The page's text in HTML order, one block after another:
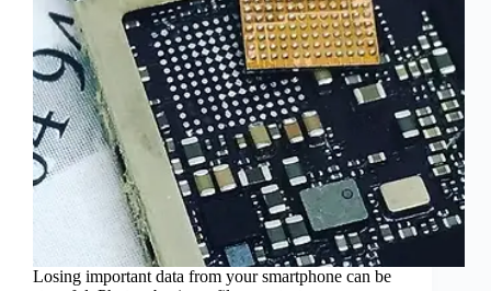
Losing important data from your smartphone can be